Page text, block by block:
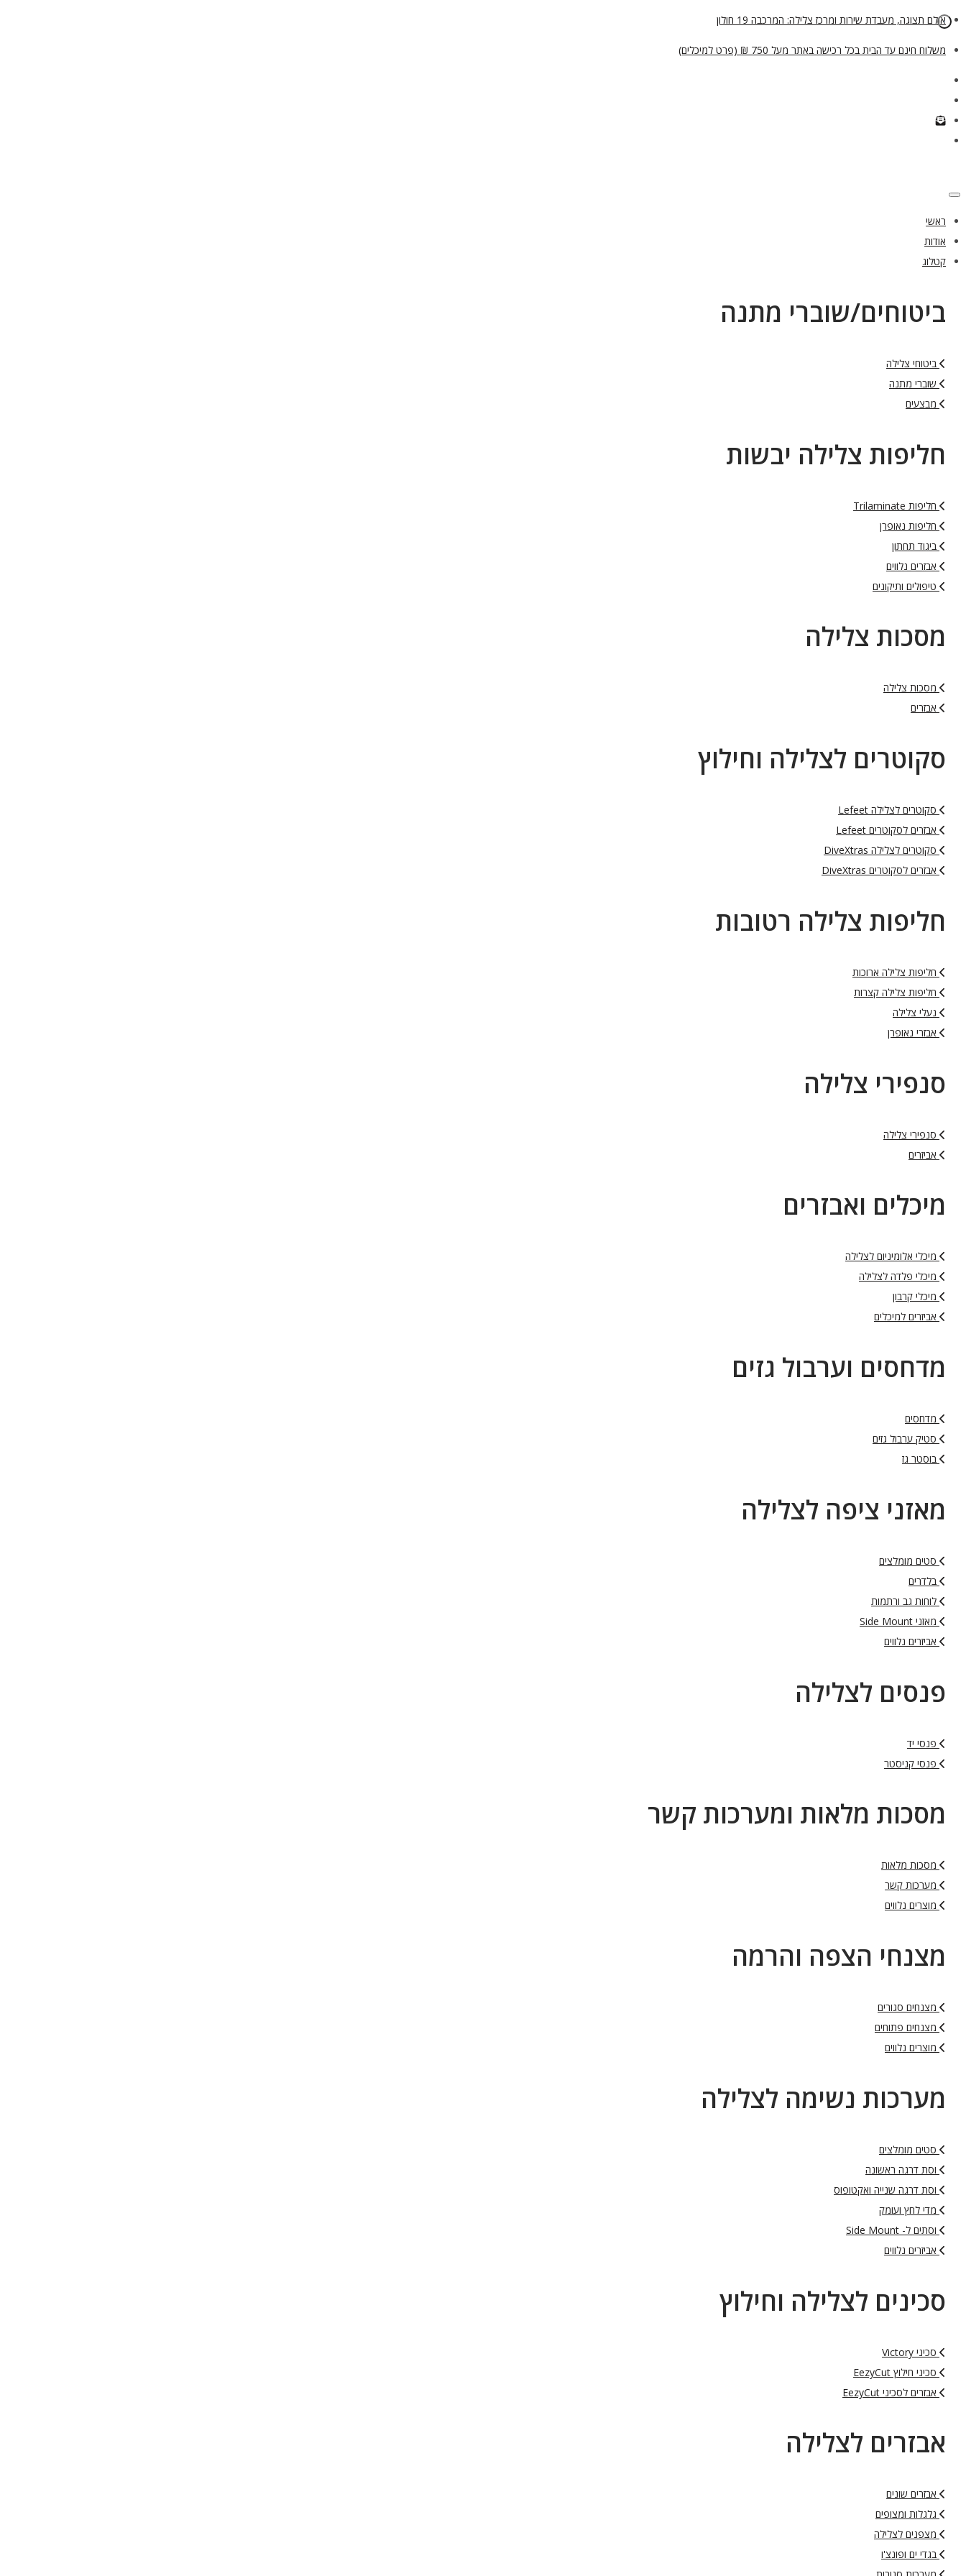
אולם תצוגה, מעבדת שירות ומרכז צלילה: המרכבה 19 חולון
משלוח חינם עד הבית בכל רכישה באתר מעל 750 ₪ (פרט למיכלים)
ראשי
אודות
קטלוג
ביטוחים/שוברי מתנה
ביטוחי צלילה
שוברי מתנה
מבצעים
חליפות צלילה יבשות
חליפות Trilaminate
חליפות נאופרן
ביגוד תחתון
אבזרים נלווים
טיפולים ותיקונים
מסכות צלילה
מסכות צלילה
אבזרים
סקוטרים לצלילה וחילוץ
סקוטרים לצלילה Lefeet
אבזרים לסקוטרים Lefeet
סקוטרים לצלילה DiveXtras
אבזרים לסקוטרים DiveXtras
חליפות צלילה רטובות
חליפות צלילה ארוכות
חליפות צלילה קצרות
נעלי צלילה
אבזרי נאופרן
סנפירי צלילה
סנפירי צלילה
אביזרים
מיכלים ואבזרים
מיכלי אלומיניום לצלילה
מיכלי פלדה לצלילה
מיכלי קרבון
אביזרים למיכלים
מדחסים וערבול גזים
מדחסים
סטיק ערבול גזים
בוסטר גז
מאזני ציפה לצלילה
סטים מומלצים
בלדרים
לוחות גב ורתמות
מאזני Side Mount
אביזרים נלווים
פנסים לצלילה
פנסי יד
פנסי קניסטר
מסכות מלאות ומערכות קשר
מסכות מלאות
מערכות קשר
מוצרים נלווים
מצנחי הצפה והרמה
מצנחים סגורים
מצנחים פתוחים
מוצרים נלווים
מערכות נשימה לצלילה
סטים מומלצים
וסת דרגה ראשונה
וסת דרגה שנייה ואקטופוס
מדי לחץ ועומק
וסתים ל- Side Mount
אביזרים נלווים
סכינים לצלילה וחילוץ
סכיני Victory
סכיני חילוץ EezyCut
אבזרים לסכיני EezyCut
אבזרים לצלילה
אבזרים שונים
גלגלות ומצופים
מצפנים לצלילה
בגדי ים ופונצ'ו